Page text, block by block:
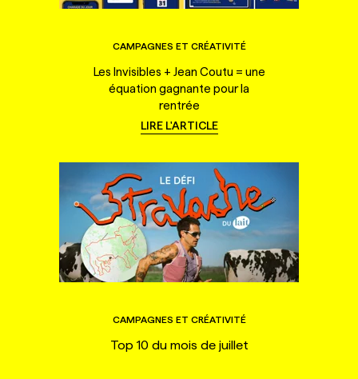
CAMPAGNES ET CRÉATIVITÉ
Les Invisibles + Jean Coutu = une
équation gagnante pour la
rentrée
LIRE L'ARTICLE
CAMPAGNES ET CRÉATIVITÉ
Top 10 du mois de juillet